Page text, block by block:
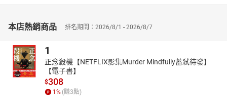
14亮軒_初到台灣的兒時記憶
16亮軒_小學與中學時的辛苦過程
17亮軒_考上初中時父親高興的到處送西瓜
18亮軒_少年時靠賣報維生的往事
19亮軒_在藝專的唸書時期
20亮軒_在藝專的生活趣事─耶誕節舞會
本店熱銷商品 排名期間：2026/8/1 - 2026/8/7
1
正念殺機【NETFLIX影集Murder Mindfully蓄弒待發】
【電子書】
$308
1 % (賺3點)